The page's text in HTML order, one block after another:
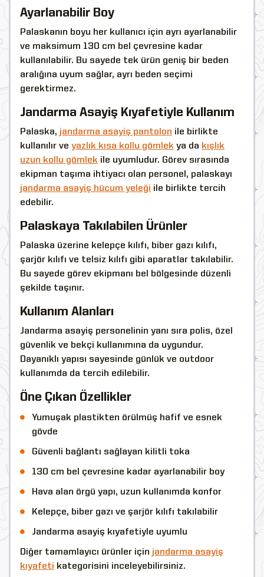
Ayarlanabilir Boy
Palaskanın boyu her kullanıcı için ayrı ayarlanabilir
ve maksimum 130 cm bel çevresine kadar
kullanılabilir. Bu sayede tek ürün geniş bir beden
aralığına uyum sağlar, ayrı beden seçimi
gerektirmez.
Jandarma Asayiş Kıyafetiyle Kullanım
Palaska, jandarma asayiş pantolon ile birlikte
kullanılır ve yazlık kısa kollu gömlek ya da kışlık
uzun kollu gömlek ile uyumludur. Görev sırasında
ekipman taşıma ihtiyacı olan personel, palaskayı
jandarma asayiş hücum yeleği ile birlikte tercih
edebilir.
Palaskaya Takılabilen Ürünler
Palaska üzerine kelepçe kılıfı, biber gazı kılıfı,
şarjör kılıfı ve telsiz kılıfı gibi aparatlar takılabilir.
Bu sayede görev ekipmanı bel bölgesinde düzenli
şekilde taşınır.
Kullanım Alanları
Jandarma asayiş personelinin yanı sıra polis, özel
güvenlik ve bekçi kullanımına da uygundur.
Dayanıklı yapısı sayesinde günlük ve outdoor
kullanımda da tercih edilebilir.
Öne Çıkan Özellikler
Yumuşak plastikten örülmüş hafif ve esnek
gövde
Güvenli bağlantı sağlayan kilitli toka
130 cm bel çevresine kadar ayarlanabilir boy
Hava alan örgü yapı, uzun kullanımda konfor
Kelepçe, biber gazı ve şarjör kılıfı takılabilir
Jandarma asayiş kıyafetiyle uyumlu
Diğer tamamlayıcı ürünler için jandarma asayiş
kıyafeti kategorisini inceleyebilirsiniz.